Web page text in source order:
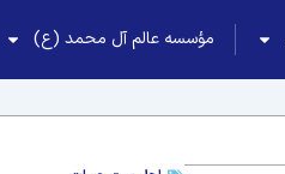
مؤسسه عالم آل محمد (ع)